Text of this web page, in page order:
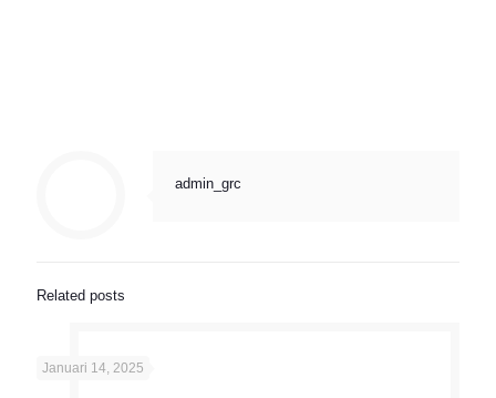
admin_grc
Related posts
Januari 14, 2025